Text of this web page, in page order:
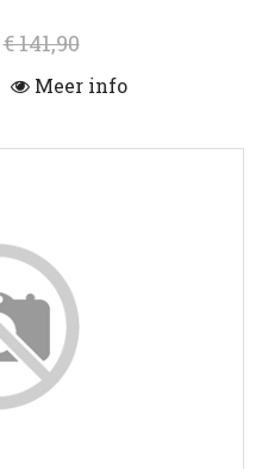
€ 141,90
Meer info